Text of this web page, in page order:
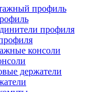
профиль
профиля
консоли
держатели